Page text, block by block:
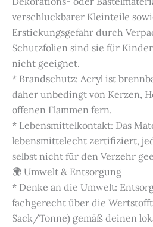
verschluckbarer Kleinteile
Erstickungsgefahr durch
Schutzfolien sind sie für
nicht geeignet.
* Brandschutz: Acryl ist
daher unbedingt von Kerzen,
offenen Flammen fern.
* Lebensmittelkontakt: Das
lebensmittelecht zertifiziert,
selbst nicht für den Verzehr
🌍 Umwelt & Entsorgung
* Denke an die Umwelt:
fachgerecht über die
Sack/Tonne) gemäß deinen